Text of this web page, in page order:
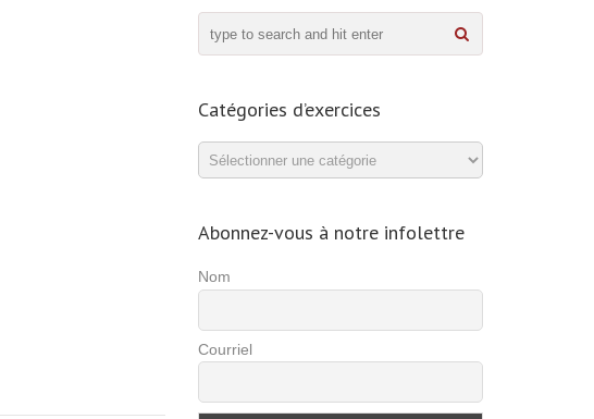
Catégories d’exercices
Catégories
d’exercices
Abonnez-vous à notre infolettre
Nom
Courriel